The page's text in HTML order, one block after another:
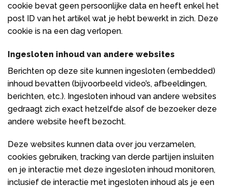
cookie bevat geen persoonlijke data en heeft enkel het
post ID van het artikel wat je hebt bewerkt in zich. Deze
cookie is na een dag verlopen.
Ingesloten inhoud van andere websites
Berichten op deze site kunnen ingesloten (embedded)
inhoud bevatten (bijvoorbeeld video’s, afbeeldingen,
berichten, etc.). Ingesloten inhoud van andere websites
gedraagt zich exact hetzelfde alsof de bezoeker deze
andere website heeft bezocht.
Deze websites kunnen data over jou verzamelen,
cookies gebruiken, tracking van derde partijen insluiten
en je interactie met deze ingesloten inhoud monitoren,
inclusief de interactie met ingesloten inhoud als je een